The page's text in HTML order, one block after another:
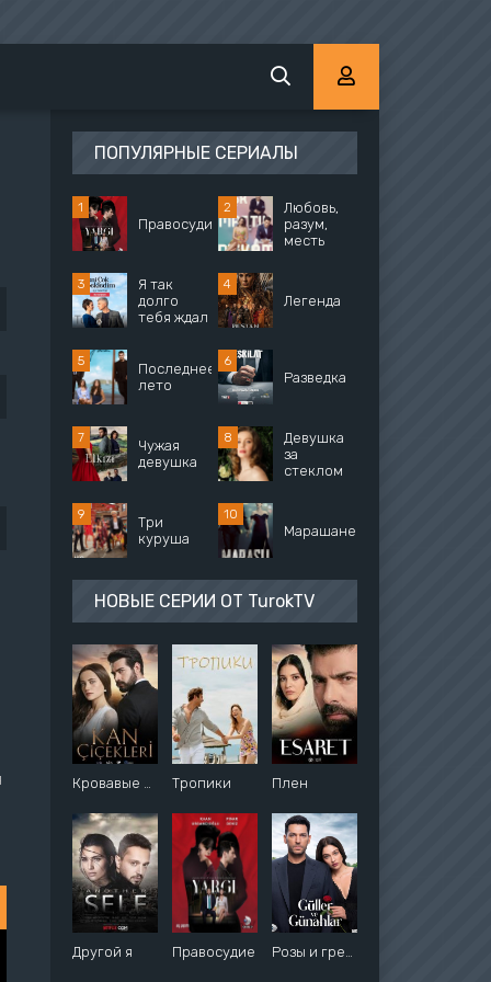
ПОПУЛЯРНЫЕ СЕРИАЛЫ
Правосудие
Любовь,
разум,
месть
Я так
долго
тебя ждал
Легенда
Последнее
лето
Разведка
Чужая
девушка
Девушка
за
стеклом
Три
куруша
Марашанец
НОВЫЕ СЕРИИ ОТ TurokTV
Кровавые цветы Тропики Плен
Другой я Правосудие Розы и грехи